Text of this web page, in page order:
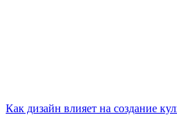
Как дизайн влияет на создание